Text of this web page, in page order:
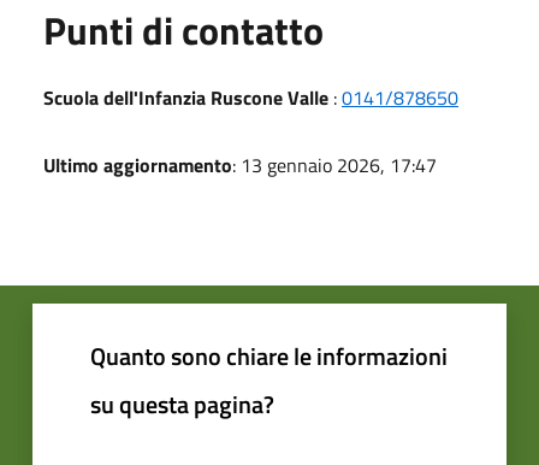
Punti di contatto
Scuola dell'Infanzia Ruscone Valle :0141/878650
Ultimo aggiornamento: 13 gennaio 2026, 17:47
Quanto sono chiare le informazioni
su questa pagina?